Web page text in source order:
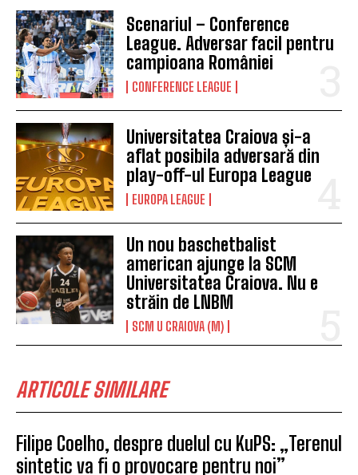
Scenariul – Conference
League. Adversar facil pentru
campioana României
CONFERENCE LEAGUE
Universitatea Craiova și-a
aflat posibila adversară din
play-off-ul Europa League
EUROPA LEAGUE
Un nou baschetbalist
american ajunge la SCM
Universitatea Craiova. Nu e
străin de LNBM
SCM U CRAIOVA (M)
ARTICOLE SIMILARE
Filipe Coelho, despre duelul cu KuPS: „Terenul
sintetic va fi o provocare pentru noi”